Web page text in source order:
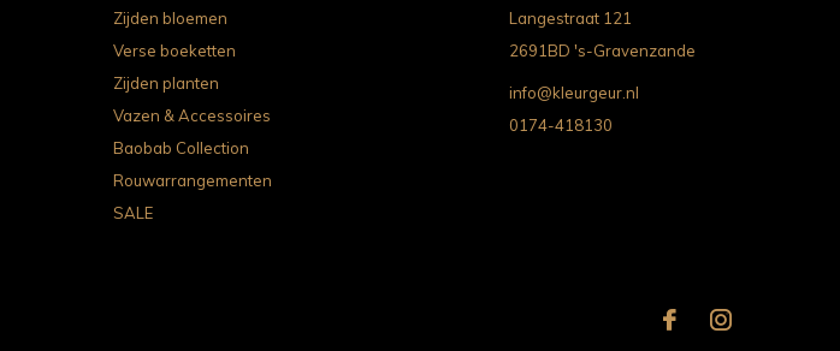
Zijden bloemen
Verse boeketten
Zijden planten
Vazen & Accessoires
Baobab Collection
Rouwarrangementen
SALE
Langestraat 121
2691BD 's-Gravenzande
info@kleurgeur.nl
0174-418130